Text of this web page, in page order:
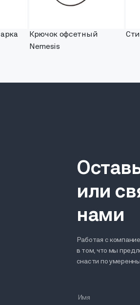
Крючок офсетный
Nemesis
или
нами
Работая с
в том, что мы
снасти по